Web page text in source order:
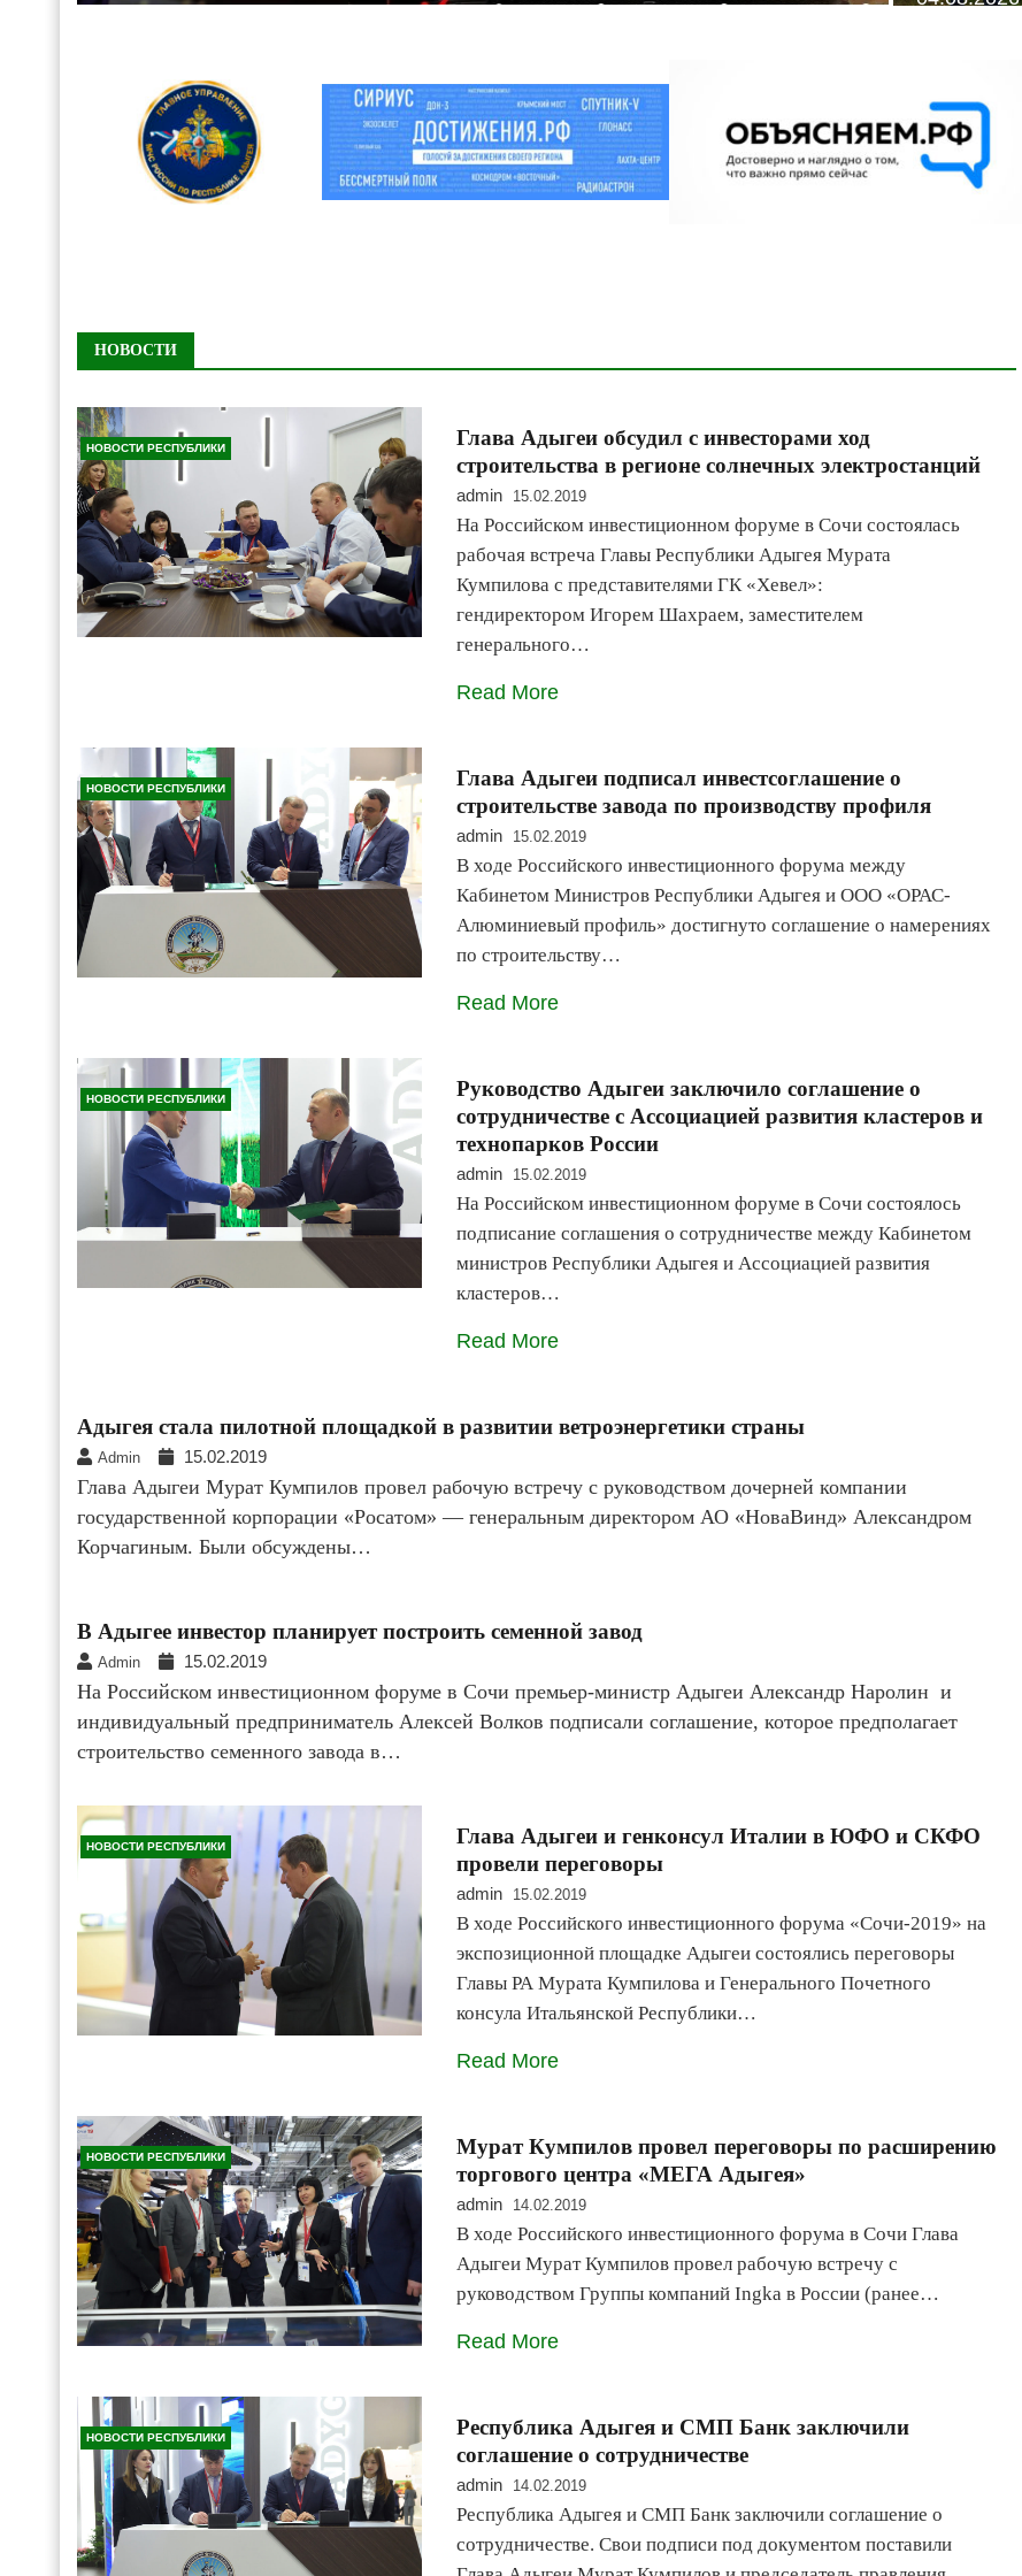
НОВОСТИ
НОВОСТИ РЕСПУБЛИКИ
Глава Адыгеи обсудил с инвесторами ход
строительства в регионе солнечных электростанций
admin 15.02.2019
На Российском инвестиционном форуме в Сочи состоялась
рабочая встреча Главы Республики Адыгея Мурата
Кумпилова с представителями ГК «Хевел»:
гендиректором Игорем Шахраем, заместителем
генерального…
Read More
НОВОСТИ РЕСПУБЛИКИ
Глава Адыгеи подписал инвестсоглашение о
строительстве завода по производству профиля
admin 15.02.2019
В ходе Российского инвестиционного форума между
Кабинетом Министров Республики Адыгея и ООО «ОРАС-
Алюминиевый профиль» достигнуто соглашение о намерениях
по строительству…
Read More
НОВОСТИ РЕСПУБЛИКИ
Руководство Адыгеи заключило соглашение о
сотрудничестве с Ассоциацией развития кластеров и
технопарков России
admin 15.02.2019
На Российском инвестиционном форуме в Сочи состоялось
подписание соглашения о сотрудничестве между Кабинетом
министров Республики Адыгея и Ассоциацией развития
кластеров…
Read More
Адыгея стала пилотной площадкой в развитии ветроэнергетики страны
Admin 15.02.2019
Глава Адыгеи Мурат Кумпилов провел рабочую встречу с руководством дочерней компании
государственной корпорации «Росатом» — генеральным директором АО «НоваВинд» Александром
Корчагиным. Были обсуждены…
В Адыгее инвестор планирует построить семенной завод
Admin 15.02.2019
На Российском инвестиционном форуме в Сочи премьер-министр Адыгеи Александр Наролин и
индивидуальный предприниматель Алексей Волков подписали соглашение, которое предполагает
строительство семенного завода в…
НОВОСТИ РЕСПУБЛИКИ
Глава Адыгеи и генконсул Италии в ЮФО и СКФО
провели переговоры
admin 15.02.2019
В ходе Российского инвестиционного форума «Сочи-2019» на
экспозиционной площадке Адыгеи состоялись переговоры
Главы РА Мурата Кумпилова и Генерального Почетного
консула Итальянской Республики…
Read More
НОВОСТИ РЕСПУБЛИКИ
Мурат Кумпилов провел переговоры по расширению
торгового центра «МЕГА Адыгея»
admin 14.02.2019
В ходе Российского инвестиционного форума в Сочи Глава
Адыгеи Мурат Кумпилов провел рабочую встречу с
руководством Группы компаний Ingka в России (ранее…
Read More
НОВОСТИ РЕСПУБЛИКИ
Республика Адыгея и СМП Банк заключили
соглашение о сотрудничестве
admin 14.02.2019
Республика Адыгея и СМП Банк заключили соглашение о
сотрудничестве. Свои подписи под документом поставили